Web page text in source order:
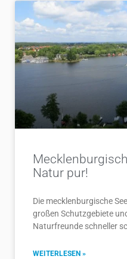
Natur pur!
Die mecklenburgische
großen Schutzgebiete
Naturfreunde schneller
WEITERLESEN »